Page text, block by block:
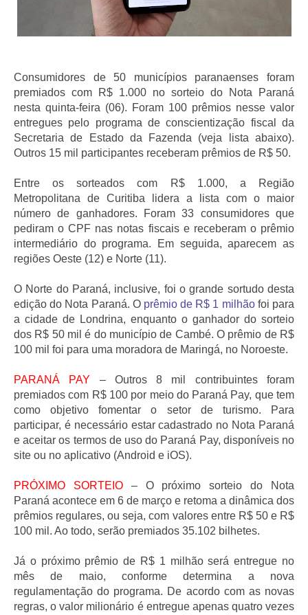
Consumidores de 50 municípios paranaenses foram
premiados com R$ 1.000 no sorteio do Nota Paraná
nesta quinta-feira (06). Foram 100 prêmios nesse valor
entregues pelo programa de conscientização fiscal da
Secretaria de Estado da Fazenda (veja lista abaixo).
Outros 15 mil participantes receberam prêmios de R$ 50.
Entre os sorteados com R$ 1.000, a Região
Metropolitana de Curitiba lidera a lista com o maior
número de ganhadores. Foram 33 consumidores que
pediram o CPF nas notas fiscais e receberam o prêmio
intermediário do programa. Em seguida, aparecem as
regiões Oeste (12) e Norte (11).
O Norte do Paraná, inclusive, foi o grande sortudo desta
edição do Nota Paraná. O prêmio de R$ 1 milhãofoi para
a cidade de Londrina, enquanto o ganhador do sorteio
dos R$ 50 mil é do município de Cambé. O prêmio de R$
100 mil foi para uma moradora de Maringá, no Noroeste.
PARANÁ PAY – Outros 8 mil contribuintes foram
premiados com R$ 100 por meio do Paraná Pay, que tem
como objetivo fomentar o setor de turismo. Para
participar, é necessário estar cadastrado no Nota Paraná
e aceitar os termos de uso do Paraná Pay, disponíveis no
site ou no aplicativo (Android e iOS).
PRÓXIMO SORTEIO – O próximo sorteio do Nota
Paraná acontece em 6 de março e retoma a dinâmica dos
prêmios regulares, ou seja, com valores entre R$ 50 e R$
100 mil. Ao todo, serão premiados 35.102 bilhetes.
Já o próximo prêmio de R$ 1 milhão será entregue no
mês de maio, conforme determina a nova
regulamentação do programa. De acordo com as novas
regras, o valor milionário é entregue apenas quatro vezes